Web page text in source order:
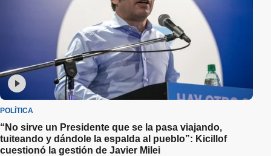
POLÍTICA
“No sirve un Presidente que se la pasa viajando,
tuiteando y dándole la espalda al pueblo”: Kicillof
cuestionó la gestión de Javier Milei